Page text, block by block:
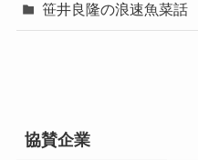
笹井良隆の浪速魚菜話
協賛企業